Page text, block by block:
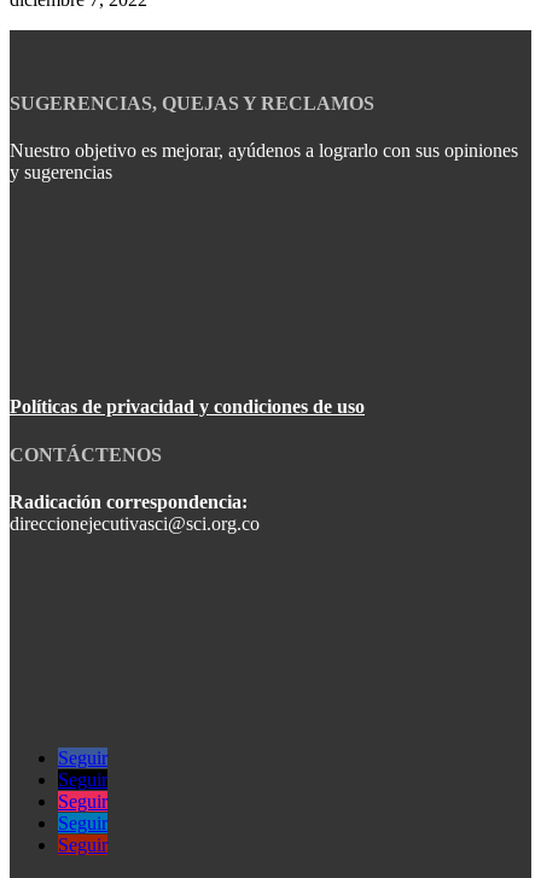
SUGERENCIAS, QUEJAS Y RECLAMOS
Nuestro objetivo es mejorar, ayúdenos a lograrlo con sus opiniones
y sugerencias
Políticas de privacidad y condiciones de uso
CONTÁCTENOS
Radicación correspondencia:
direccionejecutivasci@sci.org.co
Seguir
Seguir
Seguir
Seguir
Seguir